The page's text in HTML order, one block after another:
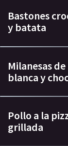
Bastones
y batata
Milanesas
blanca y
Pollo a la
grillada